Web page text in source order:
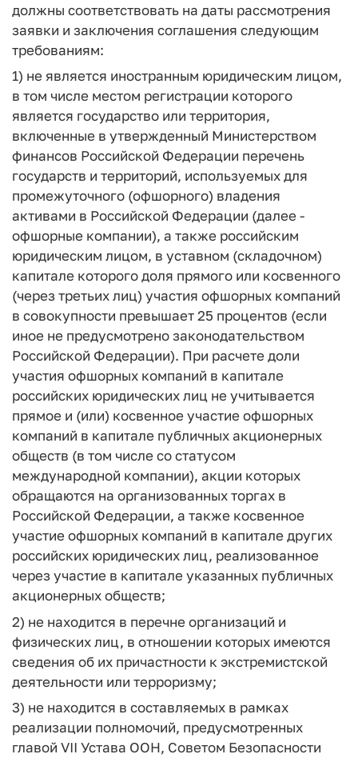
должны соответствовать на даты рассмотрения
заявки и заключения соглашения следующим
требованиям:
1) не является иностранным юридическим лицом,
в том числе местом регистрации которого
является государство или территория,
включенные в утвержденный Министерством
финансов Российской Федерации перечень
государств и территорий, используемых для
промежуточного (офшорного) владения
активами в Российской Федерации (далее -
офшорные компании), а также российским
юридическим лицом, в уставном (складочном)
капитале которого доля прямого или косвенного
(через третьих лиц) участия офшорных компаний
в совокупности превышает 25 процентов (если
иное не предусмотрено законодательством
Российской Федерации). При расчете доли
участия офшорных компаний в капитале
российских юридических лиц не учитывается
прямое и (или) косвенное участие офшорных
компаний в капитале публичных акционерных
обществ (в том числе со статусом
международной компании), акции которых
обращаются на организованных торгах в
Российской Федерации, а также косвенное
участие офшорных компаний в капитале других
российских юридических лиц, реализованное
через участие в капитале указанных публичных
акционерных обществ;
2) не находится в перечне организаций и
физических лиц, в отношении которых имеются
сведения об их причастности к экстремистской
деятельности или терроризму;
3) не находится в составляемых в рамках
реализации полномочий, предусмотренных
главой VII Устава ООН, Советом Безопасности